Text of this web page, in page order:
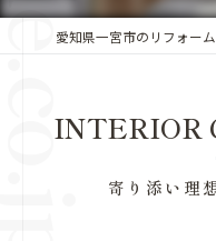
寄り添い理
INTERIOR